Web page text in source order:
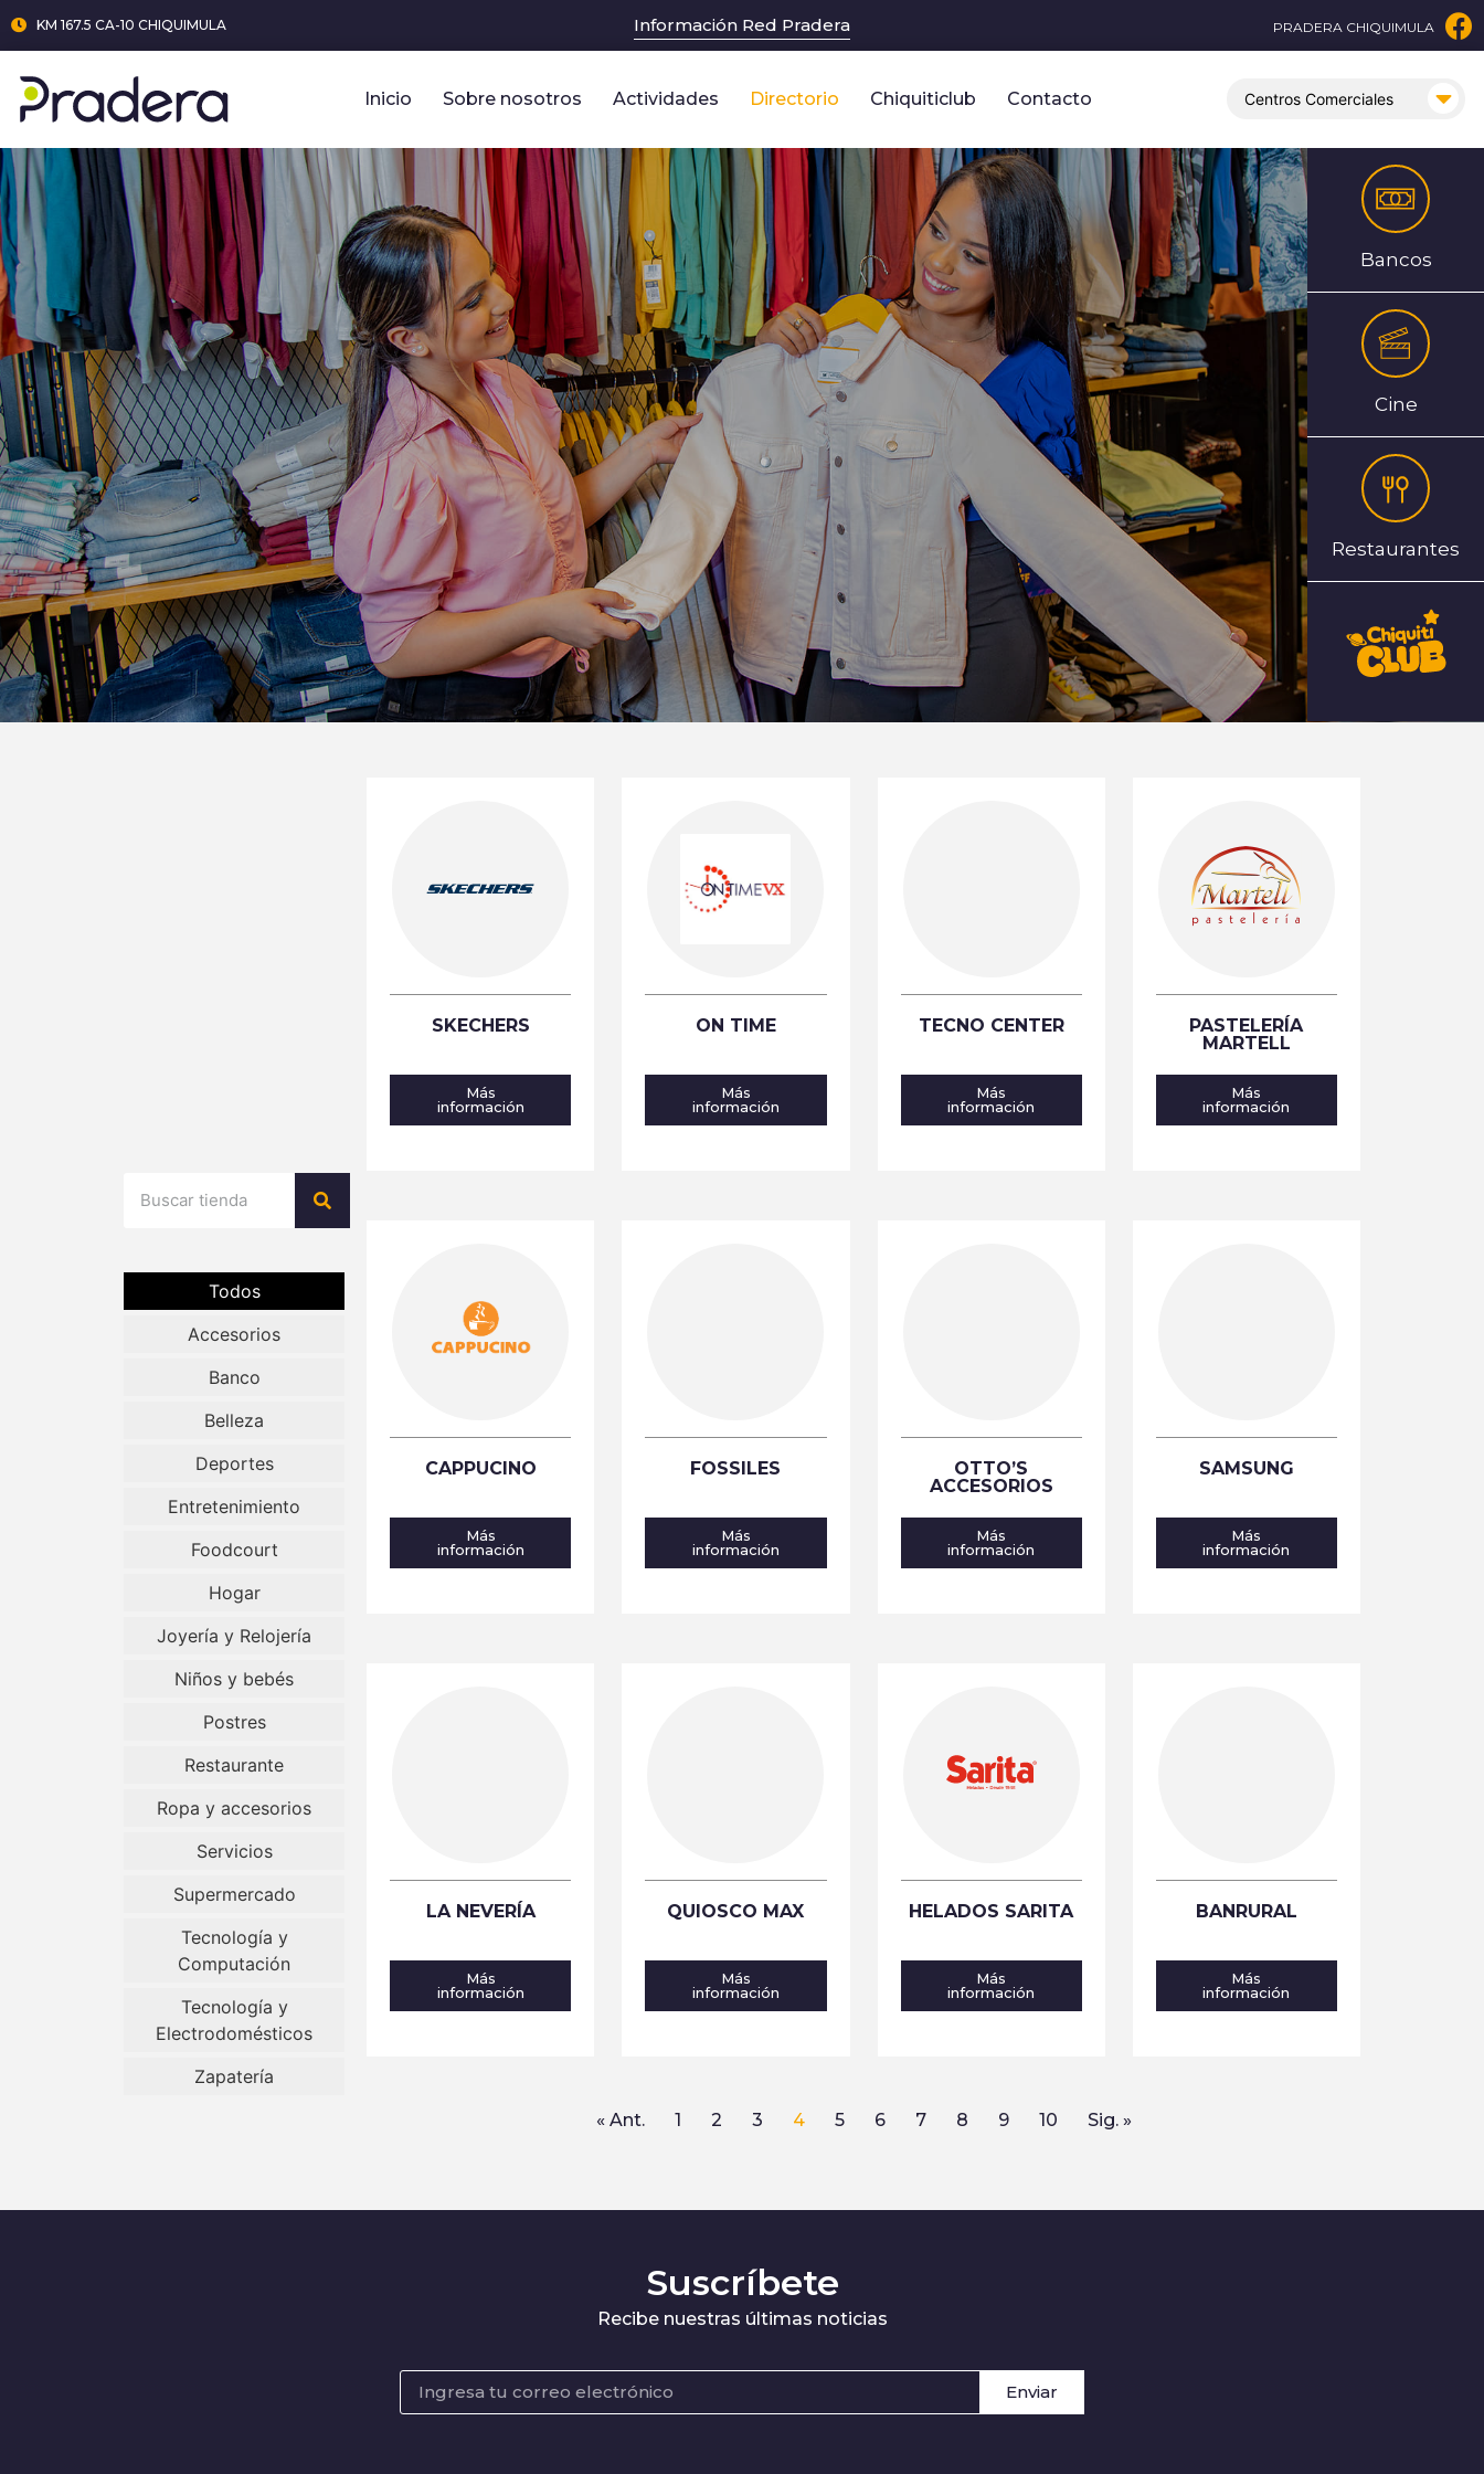
KM 167.5 CA-10 CHIQUIMULA Información Red Pradera PRADERA CHIQUIMULA
Inicio Sobre nosotros Actividades Directorio Chiquiticlub Contacto
Bancos
Cine
Restaurantes
Todos
Accesorios
Banco
Belleza
Deportes
Entretenimiento
Foodcourt
Hogar
Joyería y Relojería
Niños y bebés
Postres
Restaurante
Ropa y accesorios
Servicios
Supermercado
Tecnología y
Computación
Tecnología y
Electrodomésticos
Zapatería
SKECHERS
Más
información
ON TIME
Más
información
TECNO CENTER
Más
información
PASTELERÍA
MARTELL
Más
información
CAPPUCINO
Más
información
FOSSILES
Más
información
OTTO’S
ACCESORIOS
Más
información
SAMSUNG
Más
información
LA NEVERÍA
Más
información
QUIOSCO MAX
Más
información
HELADOS SARITA
Más
información
BANRURAL
Más
información
« Ant. 1 2 3 4 5 6 7 8 9 10 Sig. »
Suscríbete
Recibe nuestras últimas noticias
Enviar